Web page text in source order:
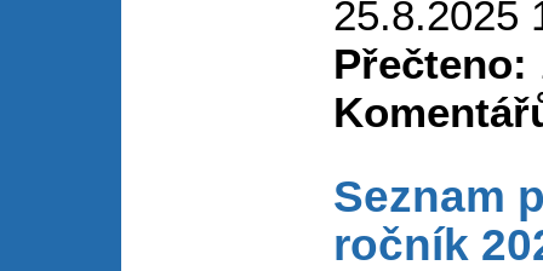
25.8.2025
Přečteno:
Seznam
ročník